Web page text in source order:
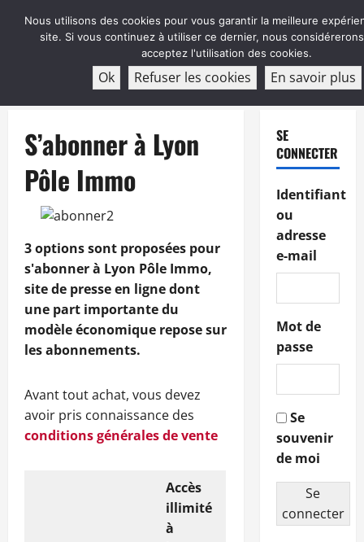
ABONNEMENT
S’abonner à Lyon
Pôle Immo
3 options sont proposées pour
s'abonner à Lyon Pôle Immo,
site de presse en ligne dont
une part importante du
modèle économique repose sur
les abonnements.
Avant tout achat, vous devez
avoir pris connaissance des
conditions générales de vente
Accès
illimité
à
SE
CONNECTER
Identifiant
ou
adresse
e-mail
Mot de
passe
Se
souvenir
de moi
Se
connecter
Nous utilisons des cookies pour vous garantir la meilleure
site. Si vous continuez à utiliser ce dernier, nous
acceptez l'utilisation des cookies.
Ok Refuser les cookies En savoir plus